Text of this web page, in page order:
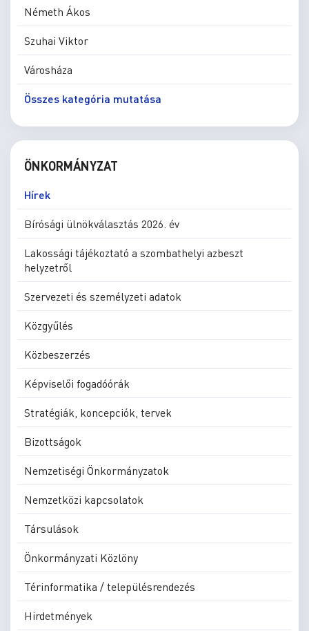
Németh Ákos
Szuhai Viktor
Városháza
Összes kategória mutatása
ÖNKORMÁNYZAT
Hírek
Bírósági ülnökválasztás 2026. év
Lakossági tájékoztató a szombathelyi azbeszt
helyzetről
Szervezeti és személyzeti adatok
Közgyűlés
Közbeszerzés
Képviselői fogadóórák
Stratégiák, koncepciók, tervek
Bizottságok
Nemzetiségi Önkormányzatok
Nemzetközi kapcsolatok
Társulások
Önkormányzati Közlöny
Térinformatika / településrendezés
Hirdetmények